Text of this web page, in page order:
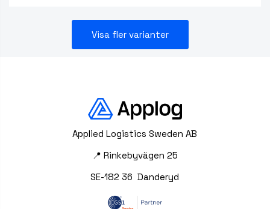
Visa fler varianter
Applied Logistics Sweden AB
📍 Rinkebyvägen 25
SE-182 36 Danderyd